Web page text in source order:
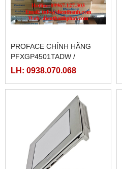
PROFACE CHÍNH HÃNG
PFXGP4501TADW /
PFXGP4301TADW
LH: 0938.070.068